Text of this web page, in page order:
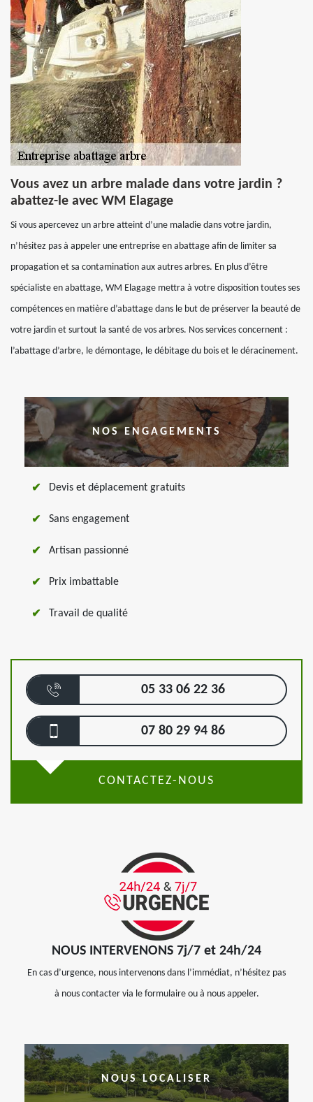
Vous avez un arbre malade dans votre jardin ?
abattez-le avec WM Elagage
Si vous apercevez un arbre atteint d’une maladie dans votre jardin,
n’hésitez pas à appeler une entreprise en abattage afin de limiter sa
propagation et sa contamination aux autres arbres. En plus d’être
spécialiste en abattage, WM Elagage mettra à votre disposition toutes ses
compétences en matière d’abattage dans le but de préserver la beauté de
votre jardin et surtout la santé de vos arbres. Nos services concernent :
l’abattage d’arbre, le démontage, le débitage du bois et le déracinement.
NOS ENGAGEMENTS
Devis et déplacement gratuits
Sans engagement
Artisan passionné
Prix imbattable
Travail de qualité
05 33 06 22 36
07 80 29 94 86
CONTACTEZ-NOUS
NOUS INTERVENONS 7j/7 et 24h/24
En cas d’urgence, nous intervenons dans l’immédiat, n’hésitez pas
à nous contacter via le formulaire ou à nous appeler.
NOUS LOCALISER